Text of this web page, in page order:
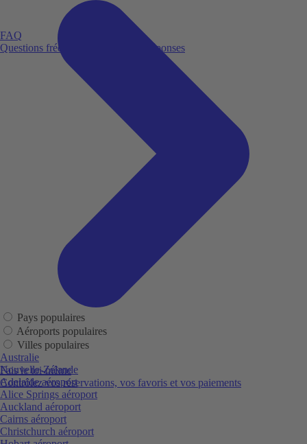
FAQ
Questions fréquemment posées et réponses
Fais le toi-même
Contrôlez vos réservations, vos favoris et vos paiements
Pays populaires
Aéroports populaires
Villes populaires
Australie
Nouvelle-Zélande
Adelaide aéroport
Alice Springs aéroport
Auckland aéroport
Cairns aéroport
Christchurch aéroport